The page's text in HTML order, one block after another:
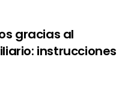
gracias al
instrucciones